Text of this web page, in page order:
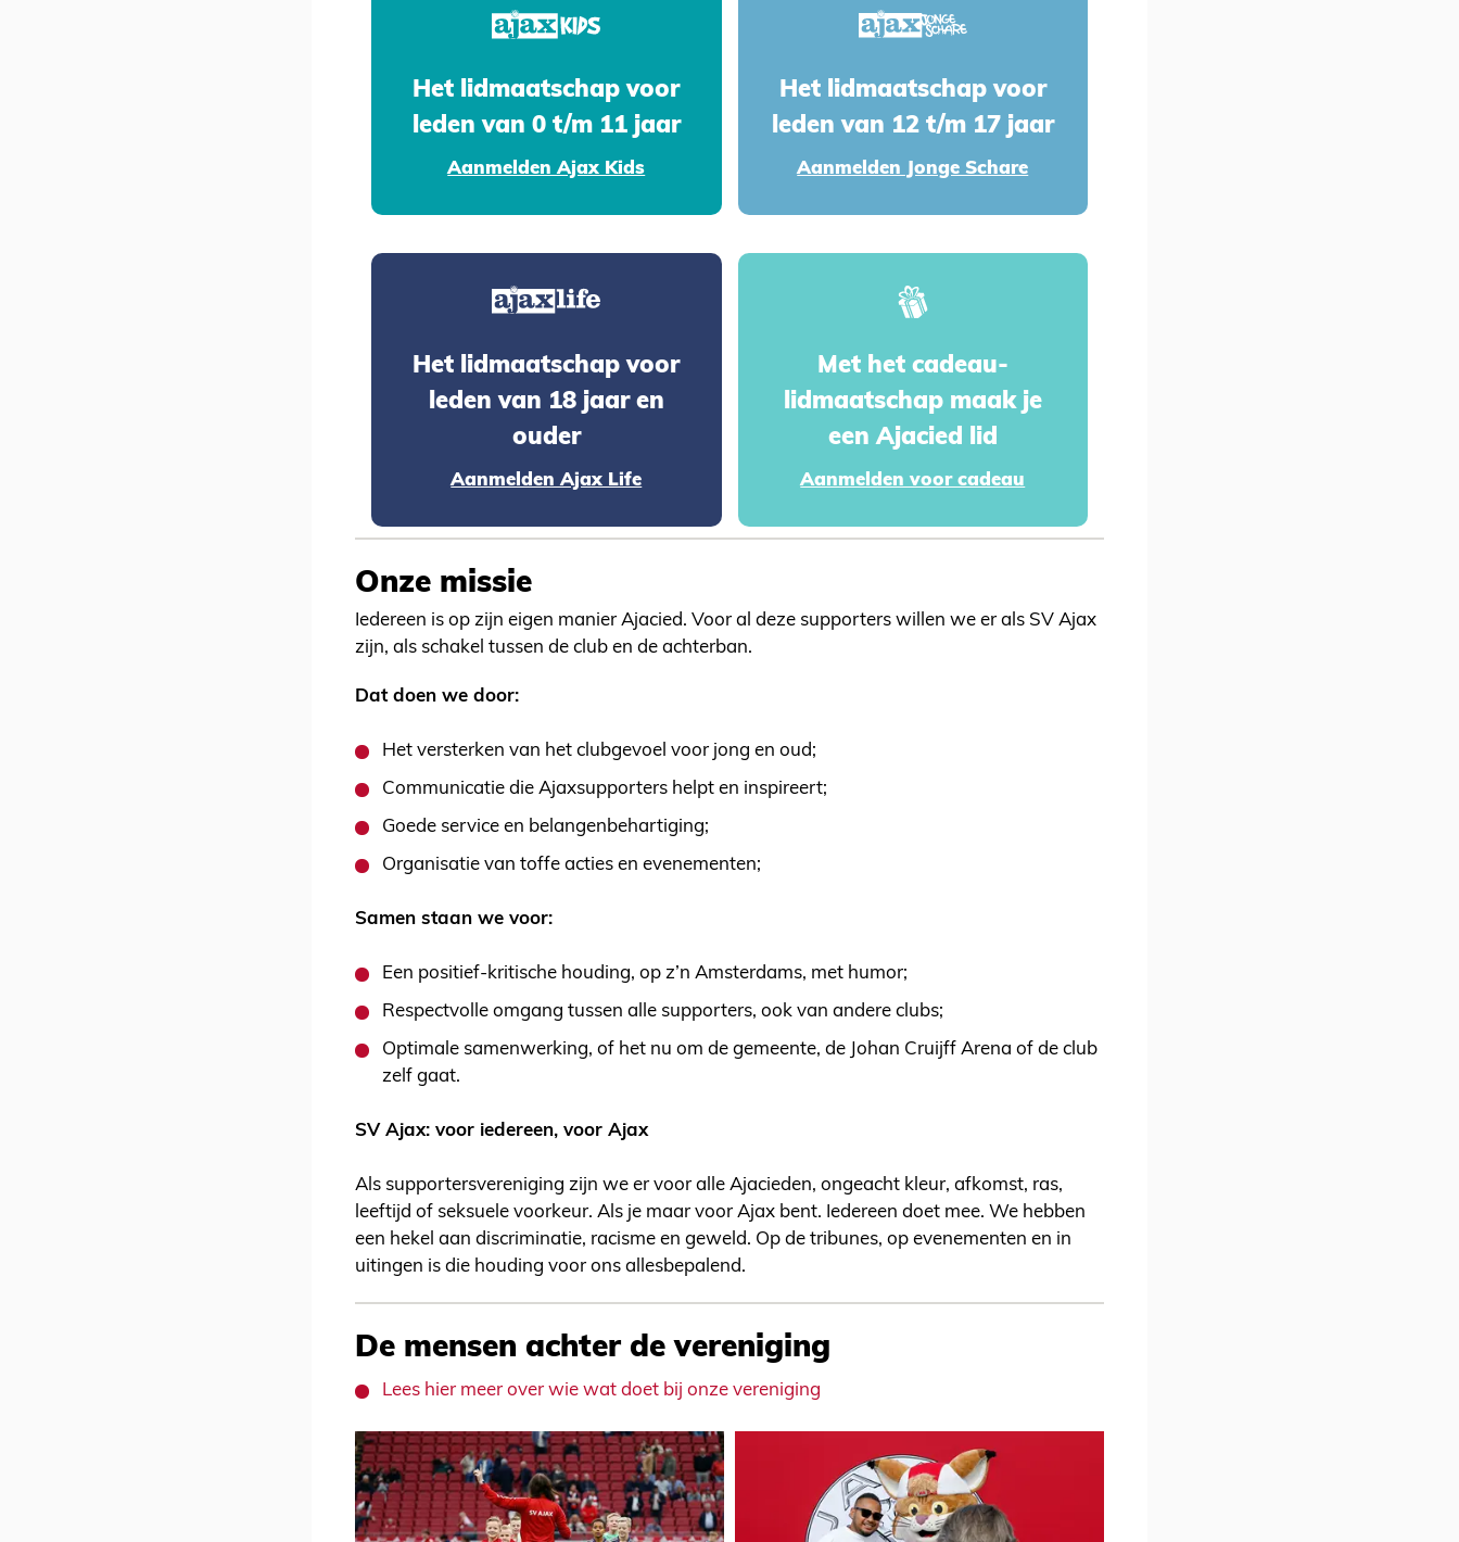
Het lidmaatschap voor
leden van 0 t/m 11 jaar
Aanmelden Ajax Kids
Het lidmaatschap voor
leden van 12 t/m 17 jaar
Aanmelden Jonge Schare
Het lidmaatschap voor
leden van 18 jaar en
ouder
Aanmelden Ajax Life
Met het cadeau-
lidmaatschap maak je
een Ajacied lid
Aanmelden voor cadeau
Onze missie
Iedereen is op zijn eigen manier Ajacied. Voor al deze supporters willen we er als SV Ajax
zijn, als schakel tussen de club en de achterban.
Dat doen we door:
Het versterken van het clubgevoel voor jong en oud;
Communicatie die Ajaxsupporters helpt en inspireert;
Goede service en belangenbehartiging;
Organisatie van toffe acties en evenementen;
Samen staan we voor:
Een positief-kritische houding, op z’n Amsterdams, met humor;
Respectvolle omgang tussen alle supporters, ook van andere clubs;
Optimale samenwerking, of het nu om de gemeente, de Johan Cruijff Arena of de club
zelf gaat.
SV Ajax: voor iedereen, voor Ajax
Als supportersvereniging zijn we er voor alle Ajacieden, ongeacht kleur, afkomst, ras,
leeftijd of seksuele voorkeur. Als je maar voor Ajax bent. Iedereen doet mee. We hebben
een hekel aan discriminatie, racisme en geweld. Op de tribunes, op evenementen en in
uitingen is die houding voor ons allesbepalend.
De mensen achter de vereniging
Lees hier meer over wie wat doet bij onze vereniging